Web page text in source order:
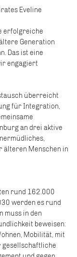
Eveline
erfolgreiche
Generation
Das ist eine
engagiert
überreicht
für Integration,
an drei aktive
älteren Menschen in
rund 162.000
werden es rund
muss in den
beweisen:
Mobilität, mit
gesellschaftliche